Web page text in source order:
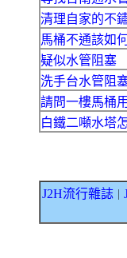
清理自家的不
馬桶不通該如
疑似水管阻塞
洗手台水管阻
請問一樓馬桶
白鐵二噸水塔
J2H流行雜誌